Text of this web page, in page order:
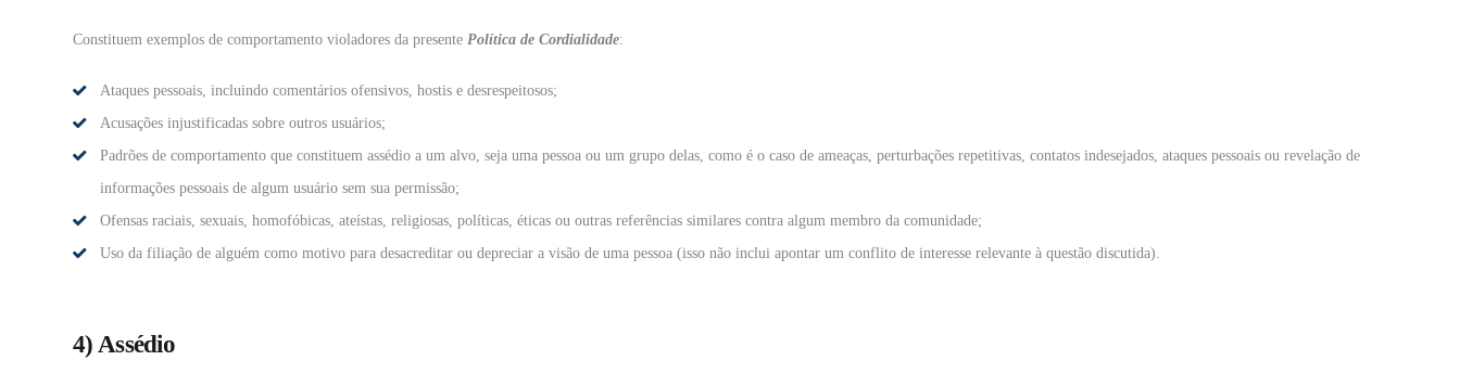
Constituem exemplos de comportamento violadores da presente Política de Cordialidade:
Ataques pessoais, incluindo comentários ofensivos, hostis e desrespeitosos;
Acusações injustificadas sobre outros usuários;
Padrões de comportamento que constituem assédio a um alvo, seja uma pessoa ou um grupo delas, como é o caso de ameaças, perturbações repetitivas, contatos indesejados, ataques pessoais ou revelação de
informações pessoais de algum usuário sem sua permissão;
Ofensas raciais, sexuais, homofóbicas, ateístas, religiosas, políticas, éticas ou outras referências similares contra algum membro da comunidade;
Uso da filiação de alguém como motivo para desacreditar ou depreciar a visão de uma pessoa (isso não inclui apontar um conflito de interesse relevante à questão discutida).
4) Assédio